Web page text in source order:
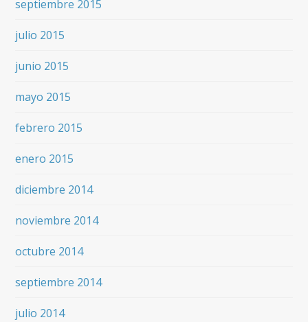
septiembre 2015
julio 2015
junio 2015
mayo 2015
febrero 2015
enero 2015
diciembre 2014
noviembre 2014
octubre 2014
septiembre 2014
julio 2014